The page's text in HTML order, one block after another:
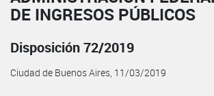
DE INGRESOS PÚBLICOS
Disposición 72/2019
Ciudad de Buenos Aires, 11/03/2019